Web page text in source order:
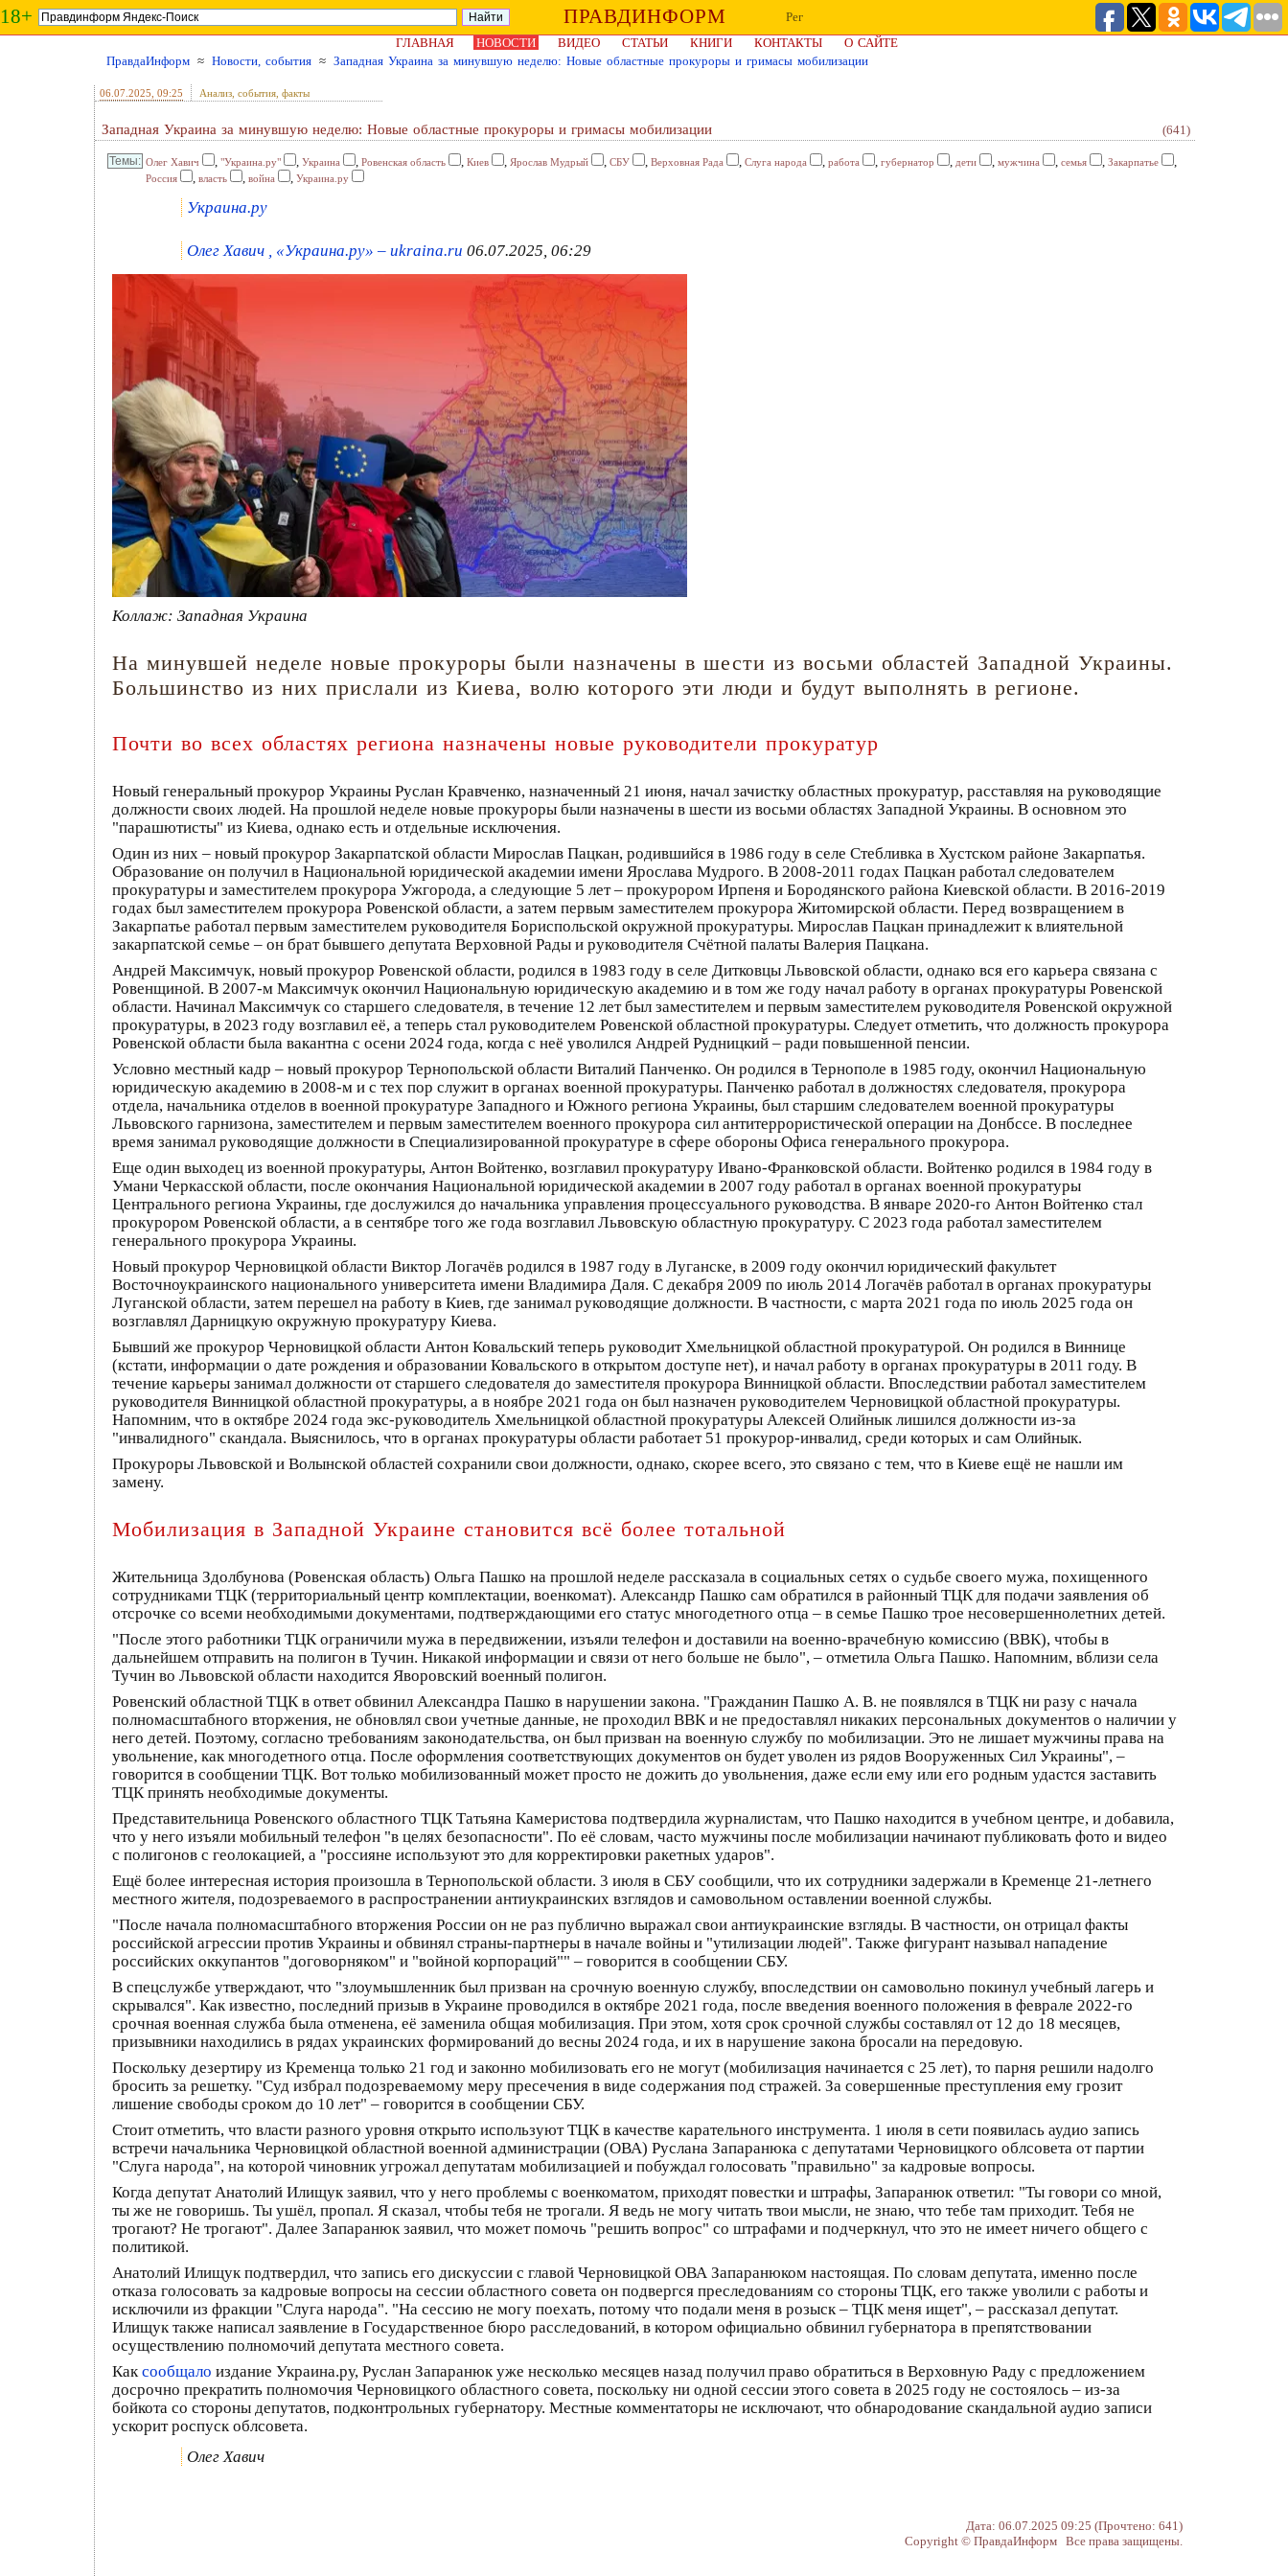
18+ ПРАВДИНФОРМ
Рег
ГЛАВНАЯ
НОВОСТИ ВИДЕО СТАТЬИ КНИГИ КОНТАКТЫ
О САЙТЕ
ПравдаИнформ ≈ Новости, события ≈ Западная Украина за минувшую неделю: Новые областные прокуроры и гримасы мобилизации
06.07.2025 , 09:25 Анализ, события, факты
Западная Украина за минувшую неделю: Новые областные прокуроры и гримасы мобилизации (641)
Олег Хавич , "Украина.ру" , Украина , Ровенская область , Киев , Ярослав Мудрый , СБУ , Верховная Рада , Слуга народа , работа , губернатор , дети , мужчина , семья , Закарпатье ,
Россия , власть , война , Украина.ру
Украина.ру
Олег Хавич , «Украина.ру» – ukraina.ru 06.07.2025, 06:29
Коллаж: Западная Украина
На минувшей неделе новые прокуроры были назначены в шести из восьми областей Западной Украины.
Большинство из них прислали из Киева, волю которого эти люди и будут выполнять в регионе.
Почти во всех областях региона назначены новые руководители прокуратур
Новый генеральный прокурор Украины Руслан Кравченко, назначенный 21 июня, начал зачистку областных прокуратур, расставляя на руководящие
должности своих людей. На прошлой неделе новые прокуроры были назначены в шести из восьми областях Западной Украины. В основном это
"парашютисты" из Киева, однако есть и отдельные исключения.
Один из них – новый прокурор Закарпатской области Мирослав Пацкан, родившийся в 1986 году в селе Стебливка в Хустском районе Закарпатья.
Образование он получил в Национальной юридической академии имени Ярослава Мудрого. В 2008-2011 годах Пацкан работал следователем
прокуратуры и заместителем прокурора Ужгорода, а следующие 5 лет – прокурором Ирпеня и Бородянского района Киевской области. В 2016-2019
годах был заместителем прокурора Ровенской области, а затем первым заместителем прокурора Житомирской области. Перед возвращением в
Закарпатье работал первым заместителем руководителя Бориспольской окружной прокуратуры. Мирослав Пацкан принадлежит к влиятельной
закарпатской семье – он брат бывшего депутата Верховной Рады и руководителя Счётной палаты Валерия Пацкана.
Андрей Максимчук, новый прокурор Ровенской области, родился в 1983 году в селе Дитковцы Львовской области, однако вся его карьера связана с
Ровенщиной. В 2007-м Максимчук окончил Национальную юридическую академию и в том же году начал работу в органах прокуратуры Ровенской
области. Начинал Максимчук со старшего следователя, в течение 12 лет был заместителем и первым заместителем руководителя Ровенской окружной
прокуратуры, в 2023 году возглавил её, а теперь стал руководителем Ровенской областной прокуратуры. Следует отметить, что должность прокурора
Ровенской области была вакантна с осени 2024 года, когда с неё уволился Андрей Рудницкий – ради повышенной пенсии.
Условно местный кадр – новый прокурор Тернопольской области Виталий Панченко. Он родился в Тернополе в 1985 году, окончил Национальную
юридическую академию в 2008-м и с тех пор служит в органах военной прокуратуры. Панченко работал в должностях следователя, прокурора
отдела, начальника отделов в военной прокуратуре Западного и Южного региона Украины, был старшим следователем военной прокуратуры
Львовского гарнизона, заместителем и первым заместителем военного прокурора сил антитеррористической операции на Донбссе. В последнее
время занимал руководящие должности в Специализированной прокуратуре в сфере обороны Офиса генерального прокурора.
Еще один выходец из военной прокуратуры, Антон Войтенко, возглавил прокуратуру Ивано-Франковской области. Войтенко родился в 1984 году в
Умани Черкасской области, после окончания Национальной юридической академии в 2007 году работал в органах военной прокуратуры
Центрального региона Украины, где дослужился до начальника управления процессуального руководства. В январе 2020-го Антон Войтенко стал
прокурором Ровенской области, а в сентябре того же года возглавил Львовскую областную прокуратуру. С 2023 года работал заместителем
генерального прокурора Украины.
Новый прокурор Черновицкой области Виктор Логачёв родился в 1987 году в Луганске, в 2009 году окончил юридический факультет
Восточноукраинского национального университета имени Владимира Даля. С декабря 2009 по июль 2014 Логачёв работал в органах прокуратуры
Луганской области, затем перешел на работу в Киев, где занимал руководящие должности. В частности, с марта 2021 года по июль 2025 года он
возглавлял Дарницкую окружную прокуратуру Киева.
Бывший же прокурор Черновицкой области Антон Ковальский теперь руководит Хмельницкой областной прокуратурой. Он родился в Виннице
(кстати, информации о дате рождения и образовании Ковальского в открытом доступе нет), и начал работу в органах прокуратуры в 2011 году. В
течение карьеры занимал должности от старшего следователя до заместителя прокурора Винницкой области. Впоследствии работал заместителем
руководителя Винницкой областной прокуратуры, а в ноябре 2021 года он был назначен руководителем Черновицкой областной прокуратуры.
Напомним, что в октябре 2024 года экс-руководитель Хмельницкой областной прокуратуры Алексей Олийнык лишился должности из-за
"инвалидного" скандала. Выяснилось, что в органах прокуратуры области работает 51 прокурор-инвалид, среди которых и сам Олийнык.
Прокуроры Львовской и Волынской областей сохранили свои должности, однако, скорее всего, это связано с тем, что в Киеве ещё не нашли им
замену.
Мобилизация в Западной Украине становится всё более тотальной
Жительница Здолбунова (Ровенская область) Ольга Пашко на прошлой неделе рассказала в социальных сетях о судьбе своего мужа, похищенного
сотрудниками ТЦК (территориальный центр комплектации, военкомат). Александр Пашко сам обратился в районный ТЦК для подачи заявления об
отсрочке со всеми необходимыми документами, подтверждающими его статус многодетного отца – в семье Пашко трое несовершеннолетних детей.
"После этого работники ТЦК ограничили мужа в передвижении, изъяли телефон и доставили на военно-врачебную комиссию (ВВК), чтобы в
дальнейшем отправить на полигон в Тучин. Никакой информации и связи от него больше не было", – отметила Ольга Пашко. Напомним, вблизи села
Тучин во Львовской области находится Яворовский военный полигон.
Ровенский областной ТЦК в ответ обвинил Александра Пашко в нарушении закона. "Гражданин Пашко А. В. не появлялся в ТЦК ни разу с начала
полномасштабного вторжения, не обновлял свои учетные данные, не проходил ВВК и не предоставлял никаких персональных документов о наличии у
него детей. Поэтому, согласно требованиям законодательства, он был призван на военную службу по мобилизации. Это не лишает мужчины права на
увольнение, как многодетного отца. После оформления соответствующих документов он будет уволен из рядов Вооруженных Сил Украины", –
говорится в сообщении ТЦК. Вот только мобилизованный может просто не дожить до увольнения, даже если ему или его родным удастся заставить
ТЦК принять необходимые документы.
Представительница Ровенского областного ТЦК Татьяна Камеристова подтвердила журналистам, что Пашко находится в учебном центре, и добавила,
что у него изъяли мобильный телефон "в целях безопасности". По её словам, часто мужчины после мобилизации начинают публиковать фото и видео
с полигонов с геолокацией, а "россияне используют это для корректировки ракетных ударов".
Ещё более интересная история произошла в Тернопольской области. 3 июля в СБУ сообщили, что их сотрудники задержали в Кременце 21-летнего
местного жителя, подозреваемого в распространении антиукраинских взглядов и самовольном оставлении военной службы.
"После начала полномасштабного вторжения России он не раз публично выражал свои антиукраинские взгляды. В частности, он отрицал факты
российской агрессии против Украины и обвинял страны-партнеры в начале войны и "утилизации людей". Также фигурант называл нападение
российских оккупантов "договорняком" и "войной корпораций"" – говорится в сообщении СБУ.
В спецслужбе утверждают, что "злоумышленник был призван на срочную военную службу, впоследствии он самовольно покинул учебный лагерь и
скрывался". Как известно, последний призыв в Украине проводился в октябре 2021 года, после введения военного положения в феврале 2022-го
срочная военная служба была отменена, её заменила общая мобилизация. При этом, хотя срок срочной службы составлял от 12 до 18 месяцев,
призывники находились в рядах украинских формирований до весны 2024 года, и их в нарушение закона бросали на передовую.
Поскольку дезертиру из Кременца только 21 год и законно мобилизовать его не могут (мобилизация начинается с 25 лет), то парня решили надолго
бросить за решетку. "Суд избрал подозреваемому меру пресечения в виде содержания под стражей. За совершенные преступления ему грозит
лишение свободы сроком до 10 лет" – говорится в сообщении СБУ.
Стоит отметить, что власти разного уровня открыто используют ТЦК в качестве карательного инструмента. 1 июля в сети появилась аудио запись
встречи начальника Черновицкой областной военной администрации (ОВА) Руслана Запаранюка с депутатами Черновицкого облсовета от партии
"Слуга народа", на которой чиновник угрожал депутатам мобилизацией и побуждал голосовать "правильно" за кадровые вопросы.
Когда депутат Анатолий Илищук заявил, что у него проблемы с военкоматом, приходят повестки и штрафы, Запаранюк ответил: "Ты говори со мной,
ты же не говоришь. Ты ушёл, пропал. Я сказал, чтобы тебя не трогали. Я ведь не могу читать твои мысли, не знаю, что тебе там приходит. Тебя не
трогают? Не трогают". Далее Запаранюк заявил, что может помочь "решить вопрос" со штрафами и подчеркнул, что это не имеет ничего общего с
политикой.
Анатолий Илищук подтвердил, что запись его дискуссии с главой Черновицкой ОВА Запаранюком настоящая. По словам депутата, именно после
отказа голосовать за кадровые вопросы на сессии областного совета он подвергся преследованиям со стороны ТЦК, его также уволили с работы и
исключили из фракции "Слуга народа". "На сессию не могу поехать, потому что подали меня в розыск – ТЦК меня ищет", – рассказал депутат.
Илищук также написал заявление в Государственное бюро расследований, в котором официально обвинил губернатора в препятствовании
осуществлению полномочий депутата местного совета.
Каксообщало издание Украина.ру, Руслан Запаранюк уже несколько месяцев назад получил право обратиться в Верховную Раду с предложением
досрочно прекратить полномочия Черновицкого областного совета, поскольку ни одной сессии этого совета в 2025 году не состоялось – из-за
бойкота со стороны депутатов, подконтрольных губернатору. Местные комментаторы не исключают, что обнародование скандальной аудио записи
ускорит роспуск облсовета.
Олег Хавич
Дата: 06.07.2025 09:25 (Прочтено: 641)
Copyright © ПравдаИнформ Все права защищены.